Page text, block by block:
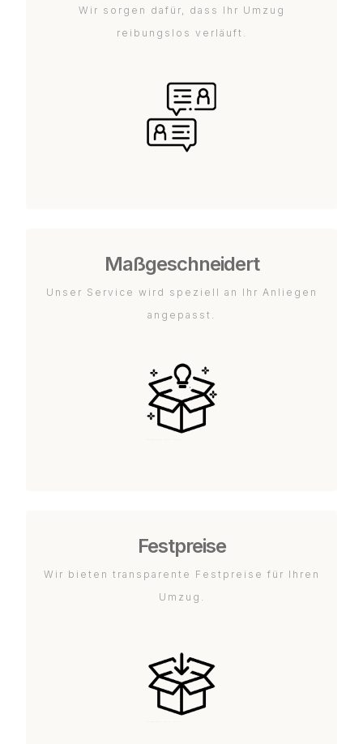
Wir sorgen dafür, dass Ihr Umzug
reibungslos verläuft.
Maßgeschneidert
Unser Service wird speziell an Ihr Anliegen
angepasst.
Festpreise
Wir bieten transparente Festpreise für Ihren
Umzug.